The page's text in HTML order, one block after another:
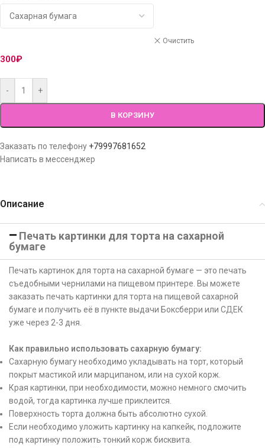
Очистить
300₽
- +
В КОРЗИНУ
Заказать по телефону +79997681652
Написать в мессенджер
Описание
Печать картинки для торта на сахарной
бумаге
Печать картинок для торта на сахарной бумаге — это печать
съедобными чернилами на пищевом принтере. Вы можете
заказать печать картинки для торта на пищевой сахарной
бумаге и получить её в пункте выдачи Боксберри или СДЕК
уже через 2-3 дня.
Как правильно использовать сахарную бумагу:
Сахарную бумагу необходимо укладывать на торт, который
покрыт мастикой или марципаном, или на сухой корж.
Края картинки, при необходимости, можно немного смочить
водой, тогда картинка лучше приклеится.
Поверхность торта должна быть абсолютно сухой.
Если необходимо уложить картинку на капкейк, подложите
под картинку положить тонкий корж бисквита.